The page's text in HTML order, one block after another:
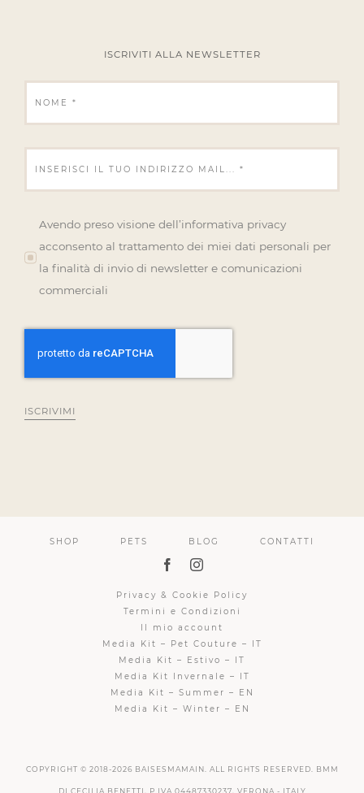
ISCRIVITI ALLA NEWSLETTER
Avendo preso visione dell’informativa privacy
acconsento al trattamento dei miei dati personali per
la finalità di invio di newsletter e comunicazioni
commerciali
ISCRIVIMI
SHOP PETS BLOG CONTATTI
Privacy & Cookie Policy
Termini e Condizioni
Il mio account
Media Kit – Pet Couture – IT
Media Kit – Estivo – IT
Media Kit Invernale – IT
Media Kit – Summer – EN
Media Kit – Winter – EN
COPYRIGHT © 2018-2026 BAISESMAMAIN. ALL RIGHTS RESERVED. BMM